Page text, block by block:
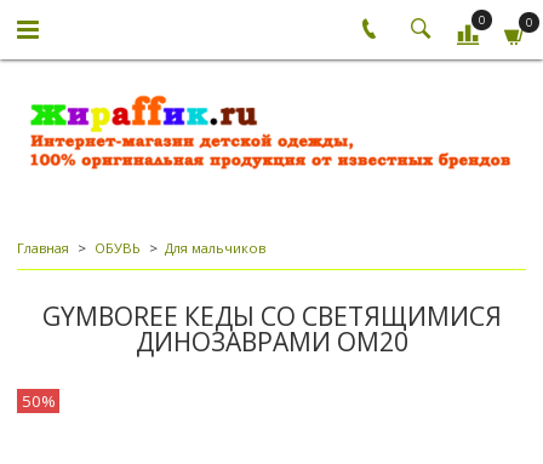
0 0
Главная ОБУВЬ Для мальчиков
GYMBOREE КЕДЫ СО СВЕТЯЩИМИСЯ
ДИНОЗАВРАМИ ОМ20
50%